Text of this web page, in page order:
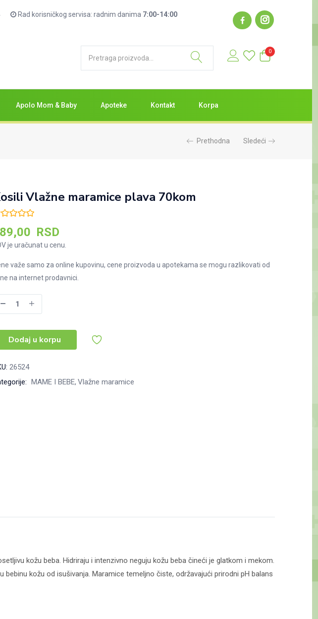
Rad korisničkog servisa: radnim danima 7:00-14:00
0
Apolo Mom & Baby Apoteke Kontakt Korpa
Prethodna Sledeći
Vlažne maramice plava 70kom
RSD
je uračunat u cenu.
važe samo za online kupovinu, cene proizvoda u apotekama se mogu razlikovati od
na internet prodavnici.
Dodaj u korpu
26524
MAME I BEBE Vlažne maramice
kožu beba. Hidriraju i intenzivno neguju kožu beba čineći je glatkom i mekom.
kožu od isušivanja. Maramice temeljno čiste, održavajući prirodni pH balans